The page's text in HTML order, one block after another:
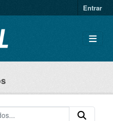
Entrar